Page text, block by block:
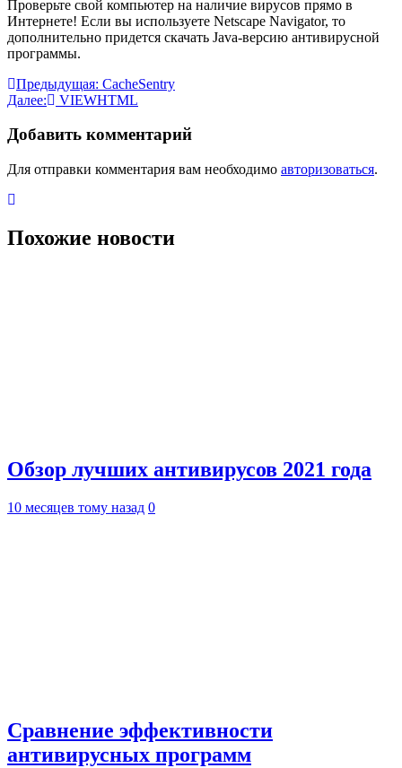
Проверьте свой компьютер на наличие вирусов прямо в
Интернете! Если вы используете Netscape Navigator, то
дополнительно придется скачать Java-версию антивирусной
программы.
Навигация
по
записям
Предыдущая: CacheSentry
Далее:
VIEWHTML
Добавить комментарий
Для отправки комментария вам необходимо авторизоваться.
Похожие новости
Обзор лучших антивирусов 2021 года
10 месяцев тому назад 0
Сравнение эффективности
антивирусных программ